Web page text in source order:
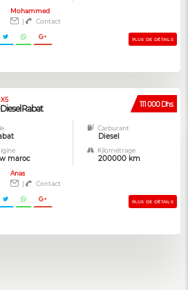
Mohammed
|
Contact
PLUS DE DÉTAILS
111 000 Dhs
Rabat
Carburant
Diesel
maroc
Kilométrage
200000 km
Anas
|
Contact
PLUS DE DÉTAILS